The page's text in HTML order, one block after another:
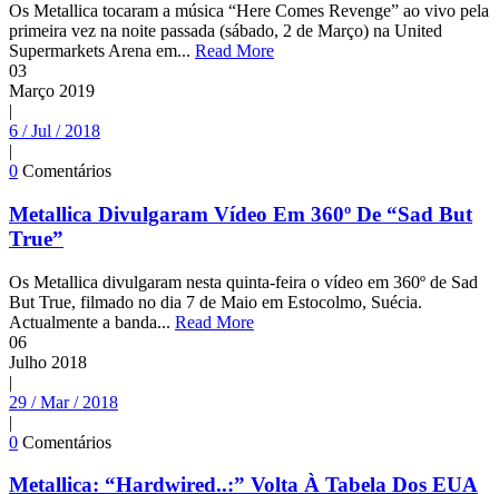
Os Metallica tocaram a música “Here Comes Revenge” ao vivo pela
primeira vez na noite passada (sábado, 2 de Março) na United
Supermarkets Arena em... Read More
03
Março 2019
|
6 / Jul / 2018
|
0 Comentários
Metallica Divulgaram Vídeo Em 360º De “Sad But
True”
Os Metallica divulgaram nesta quinta-feira o vídeo em 360º de Sad
But True, filmado no dia 7 de Maio em Estocolmo, Suécia.
Actualmente a banda... Read More
06
Julho 2018
|
29 / Mar / 2018
|
0 Comentários
Metallica: “Hardwired..:” Volta À Tabela Dos EUA